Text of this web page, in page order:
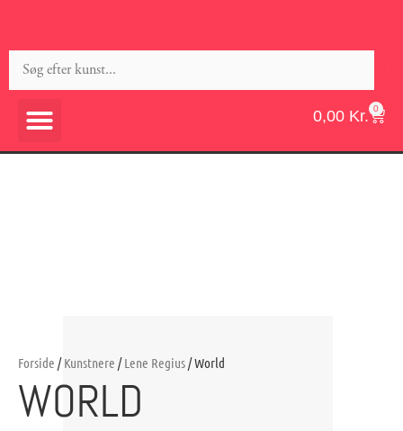
0,00 Kr. 0
Forside /Kunstnere /Lene Regius/ World
WORLD